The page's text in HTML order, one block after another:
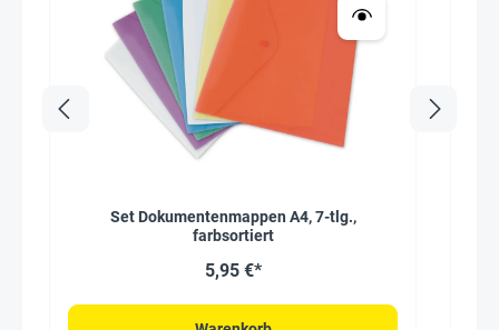
Set Dokumentenmappen A4, 7-tlg.,
farbsortiert
5,95 €*